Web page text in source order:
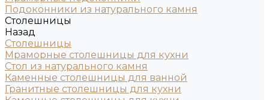
Подоконники из натурального камня
Столешницы
Назад
Столешницы
Мраморные столешницы для кухни
Стол из натурального камня
Каменные столешницы для ванной
Гранитные столешницы для кухни